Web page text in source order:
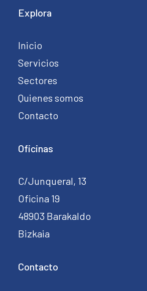
Explora
Inicio
Servicios
Sectores
Quienes somos
Contacto
Oficinas
C/Junqueral, 13
Oficina 19
48903 Barakaldo
Bizkaia
Contacto